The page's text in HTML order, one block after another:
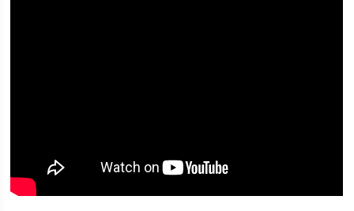
эксплуатационные характеристики и качество
повысились. После обновления автомобиль по многим